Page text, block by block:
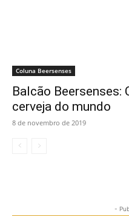
Coluna Beersenses
Balcão Beersenses:
cerveja do mundo
8 de novembro de 2019
-